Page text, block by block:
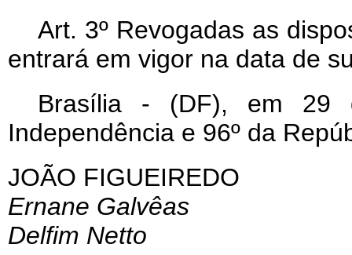
Art. 3º Revogadas as
entrará em vigor na data de
Brasília - (DF), em 29
Independência e 96º da
JOÃO FIGUEIREDO
Ernane Galvêas
Delfim Netto